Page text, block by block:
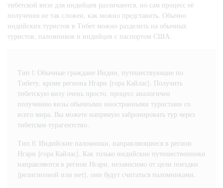
тибетской визе для индийцев различаются, но сам процесс её
получения не так сложен, как можно представить. Обычно
индийских туристов в Тибет можно разделить на обычных
туристов, паломников и индийцев с паспортом США.
Тип I: Обычные граждане Индии, путешествующие по
Тибету, кроме региона Нгари (гора Кайлас). Получить
тибетскую визу очень просто, процесс аналогичен
получению визы обычными иностранными туристами со
всего мира. Вы можете напрямую забронировать тур через
тибетское турагентство.
Тип II: Индийские паломники, направляющиеся в регион
Нгари (гора Кайлас). Как только индийские путешественники
направляются в регион Нгари, независимо от цели поездки
(религиозной или нет), они будут считаться паломниками.